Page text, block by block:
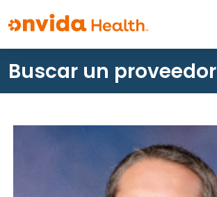
¿Qué podemos ayudarle a
encontrar?
Buscar un proveedor